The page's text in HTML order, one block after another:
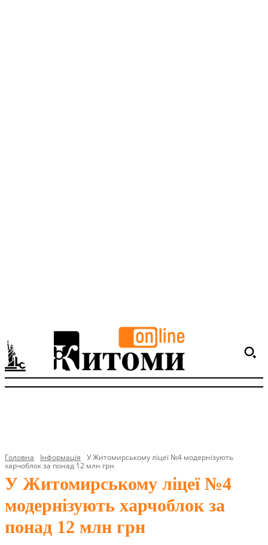
Головна Інформація
У Житомирському ліцеї №4 модернізують
харчоблок за понад 12 млн грн
У Житомирському ліцеї №4
модернізують харчоблок за
понад 12 млн грн